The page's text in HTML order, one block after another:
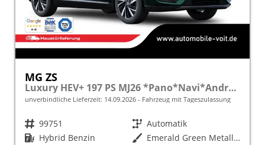
MG ZS
Luxury HEV+ 197 PS MJ26 *Pano*Navi*Android Auto*SHZ*360°*Kunstleder*Klimaauto*ACC
unverbindliche Lieferzeit: 14.09.2026 Fahrzeug mit Tageszulassung
Fahrzeugnr. 99751 Getriebe Automatik
Kraftstoff Hybrid Benzin Außenfarbe
Emerald Green Metallic [GJY]